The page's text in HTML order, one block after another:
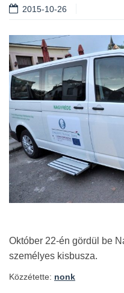
2015-10-26
Október 22-én gördül be
személyes kisbusza.
Közzétette: nonk